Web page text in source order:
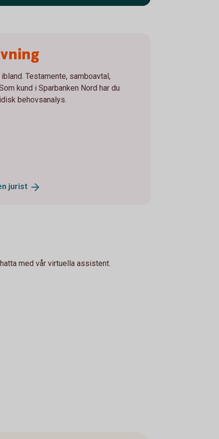
Testamente, samboavtal,
kund i Sparbanken Nord har du
behovsanalys.
jurist
med vår virtuella assistent.